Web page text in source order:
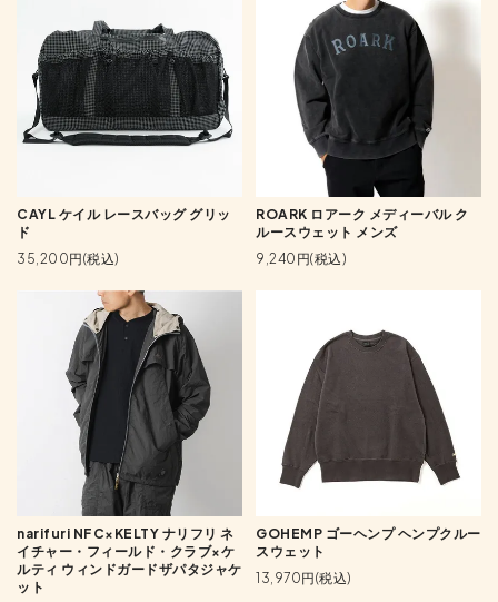
CAYL ケイル レースバッグ グリッ
ド
35,200円(税込)
ROARK ロアーク メディーバル ク
ルースウェット メンズ
9,240円(税込)
narifuri NFC×KELTY ナリフリ ネ
イチャー・フィールド・クラブ×ケ
ルティ ウィンドガードザパタジャケ
ット
GOHEMP ゴーヘンプ ヘンプクルー
スウェット
13,970円(税込)